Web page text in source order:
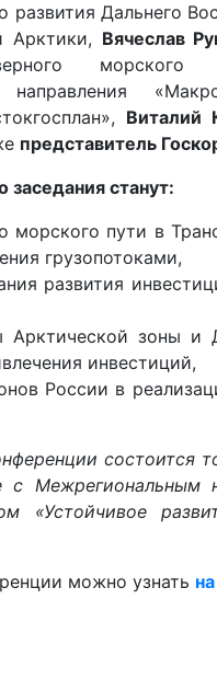
развития Дальнего
Арктики, Вячеслав
Виталий
представитель
станут:
морского пути в
грузопотоками,
развития
Арктической зоны и
инвестиций,
России в
состоится
с Межрегиональным
«Устойчивое
можно узнать